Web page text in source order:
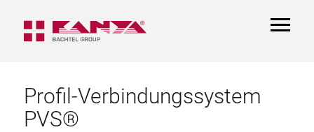
Profil-Verbindungssystem
PVS®